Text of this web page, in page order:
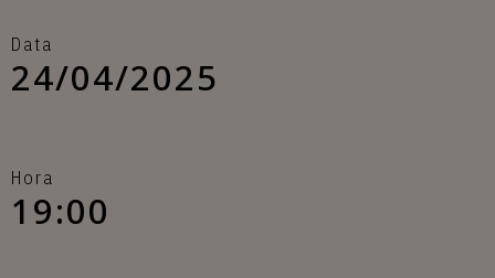
Data
24/04/2025
Hora
19:00